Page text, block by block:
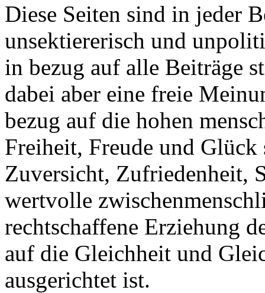
Diese Seiten sind in jeder
unsektiererisch und
in bezug auf alle Beiträge
dabei aber eine freie
bezug auf die hohen
Freiheit, Freude und
Zuversicht, Zufriedenheit,
wertvolle
rechtschaffene Erziehung
auf die Gleichheit und
ausgerichtet ist.